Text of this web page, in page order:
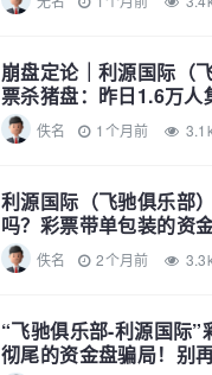
崩盘定论｜利源国际（
票杀猪盘：昨日1.6万人
万
佚名 1个月前
利源国际（飞驰俱乐部
吗？彩票带单包装的
票导佚名 2个月前
“飞驰俱乐部-利源国际”
彻尾的资金盘骗局！别